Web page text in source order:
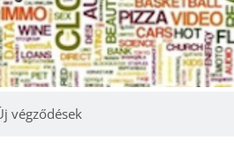
végződések